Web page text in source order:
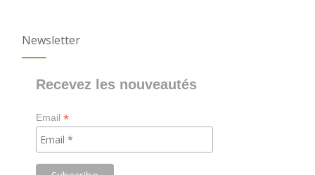
Newsletter
Recevez les nouveautés
Email*